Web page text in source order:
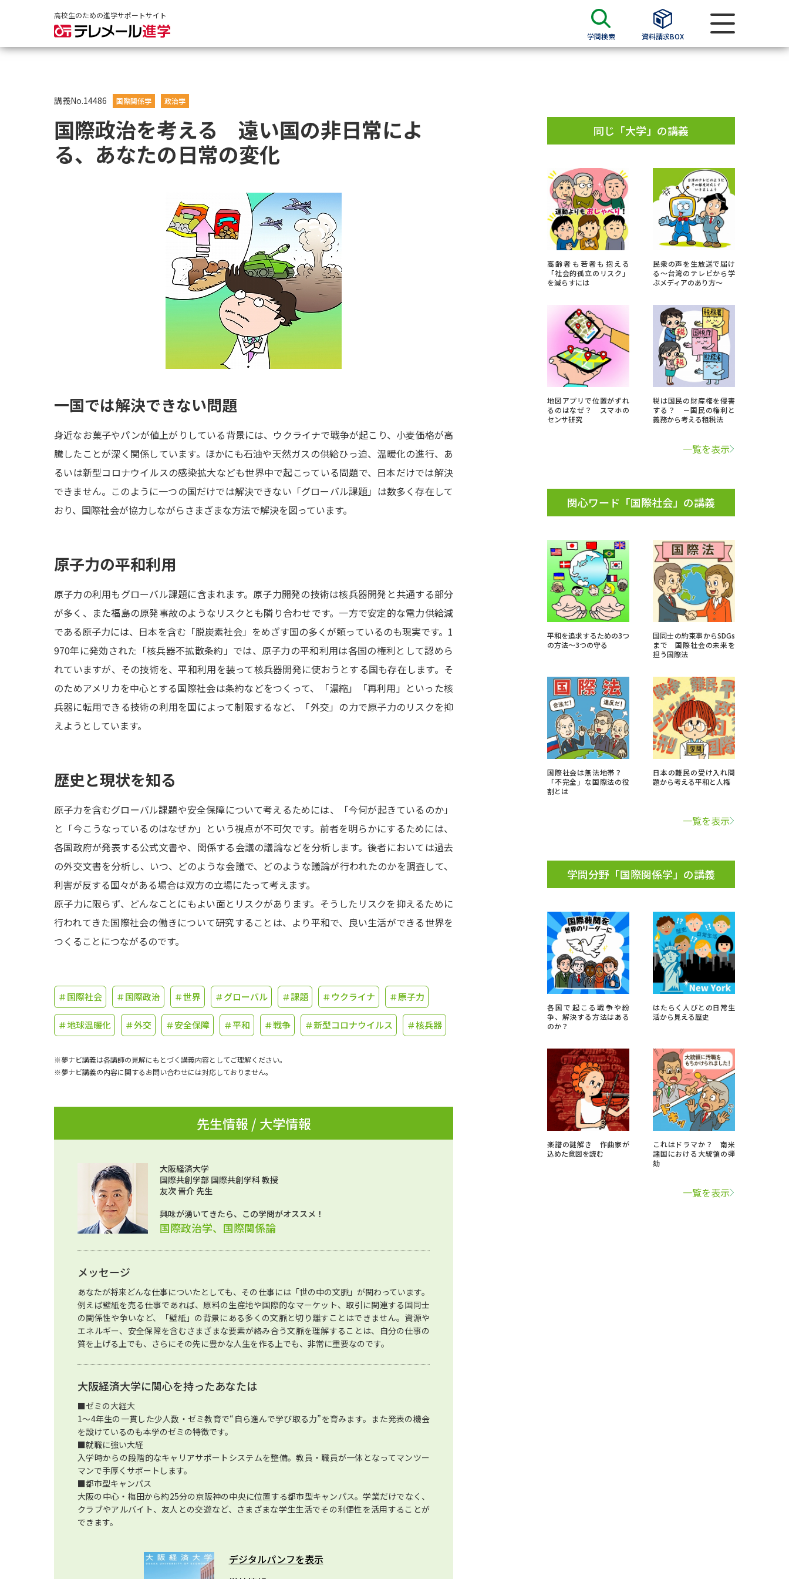
高校生のための進学サポートサイト
学問検索 資料請求BOX
大学・短大の資料種類から請求
大学パンフ
過去問題集
留学・進学関連、塾・予備校
大学入学共通テスト「受験上の配慮案内」の請求
高等学校卒業程度認定試験
小学校教員資格認定試験
大学検索
大学で学べる内容や特徴を調べる
新増設大学・学部・学科特集
データサイエンス特集
進路の３択
新学年スタート号特集ページ（高3生用）
オープンキャンパス検索
実施プログラムから探す
来場型・Web型イベント特集
受験準備 資料検索
先輩が入学を決めた理由
新生活お役立ちガイド
学問発見
大学で学びたい学問発見
学問分野解説 学問の教科書 夢ナビライブ
このサイトについて
資料の料金の お支払いについて 受付内容・発送状況の確認 テレメール
お支払いサイト
個人情報取扱規定
特定商取引表記 お問合せ先 テレメール進学カタログ訂正のご案内
講義No.14486 国際関係学 政治学
国際政治を考える 遠い国の非日常によ
る、あなたの日常の変化
一国では解決できない問題
身近なお菓子やパンが値上がりしている背景には、ウクライナで戦争が起こり、小麦価格が高
騰したことが深く関係しています。ほかにも石油や天然ガスの供給ひっ迫、温暖化の進行、あ
るいは新型コロナウイルスの感染拡大なども世界中で起こっている問題で、日本だけでは解決
できません。このように一つの国だけでは解決できない「グローバル課題」は数多く存在して
おり、国際社会が協力しながらさまざまな方法で解決を図っています。
原子力の平和利用
原子力の利用もグローバル課題に含まれます。原子力開発の技術は核兵器開発と共通する部分
が多く、また福島の原発事故のようなリスクとも隣り合わせです。一方で安定的な電力供給減
である原子力には、日本を含む「脱炭素社会」をめざす国の多くが頼っているのも現実です。1
970年に発効された「核兵器不拡散条約」では、原子力の平和利用は各国の権利として認めら
れていますが、その技術を、平和利用を装って核兵器開発に使おうとする国も存在します。そ
のためアメリカを中心とする国際社会は条約などをつくって、「濃縮」「再利用」といった核
兵器に転用できる技術の利用を国によって制限するなど、「外交」の力で原子力のリスクを抑
えようとしています。
歴史と現状を知る
原子力を含むグローバル課題や安全保障について考えるためには、「今何が起きているのか」
と「今こうなっているのはなぜか」という視点が不可欠です。前者を明らかにするためには、
各国政府が発表する公式文書や、関係する会議の議論などを分析します。後者においては過去
の外交文書を分析し、いつ、どのような会議で、どのような議論が行われたのかを調査して、
利害が反する国々がある場合は双方の立場にたって考えます。
原子力に限らず、どんなことにもよい面とリスクがあります。そうしたリスクを抑えるために
行われてきた国際社会の働きについて研究することは、より平和で、良い生活ができる世界を
つくることにつながるのです。
＃国際社会 ＃国際政治 ＃世界 ＃グローバル ＃課題 ＃ウクライナ ＃原子力
＃地球温暖化 ＃外交 ＃安全保障 ＃平和 ＃戦争 ＃新型コロナウイルス ＃核兵器
※夢ナビ講義は各講師の見解にもとづく講義内容としてご理解ください。
※夢ナビ講義の内容に関するお問い合わせには対応しておりません。
先生情報 / 大学情報
大阪経済大学
国際共創学部 国際共創学科 教授
友次 晋介 先生
興味が湧いてきたら、この学問がオススメ！
国際政治学、国際関係論
メッセージ
あなたが将来どんな仕事についたとしても、その仕事には「世の中の文脈」が関わっています。
例えば壁紙を売る仕事であれば、原料の生産地や国際的なマーケット、取引に関連する国同士
の関係性や争いなど、「壁紙」の背景にある多くの文脈と切り離すことはできません。資源や
エネルギー、安全保障を含むさまざまな要素が絡み合う文脈を理解することは、自分の仕事の
質を上げる上でも、さらにその先に豊かな人生を作る上でも、非常に重要なのです。
大阪経済大学に関心を持ったあなたは
■ゼミの大経大
1～4年生の一貫した少人数・ゼミ教育で“自ら進んで学び取る力”を育みます。また発表の機会
を設けているのも本学のゼミの特徴です。
■就職に強い大経
入学時からの段階的なキャリアサポートシステムを整備。教員・職員が一体となってマンツー
マンで手厚くサポートします。
■都市型キャンパス
大阪の中心・梅田から約25分の京阪神の中央に位置する都市型キャンパス。学業だけでなく、
クラブやアルバイト、友人との交遊など、さまざまな学生生活でその利便性を活用することが
できます。
デジタルパンフを表示
同じ「大学」の講義
高齢者も若者も抱える
「社会的孤立のリスク」
を減らすには
民衆の声を生放送で届け
る～台湾のテレビから学
ぶメディアのあり方～
地図アプリで位置がずれ
るのはなぜ？ スマホの
センサ研究
税は国民の財産権を侵害
する？ －国民の権利と
義務から考える租税法
一覧を表示
関心ワード「国際社会」の講義
平和を追求するための3つ
の方法〜3つの守る
国同士の約束事からSDGs
まで 国際社会の未来を
担う国際法
国際社会は無法地帯？
「不完全」な国際法の役
割とは
日本の難民の受け入れ問
題から考える平和と人権
一覧を表示
学問分野「国際関係学」の講義
各国で起こる戦争や紛
争、解決する方法はある
のか？
はたらく人びとの日常生
活から見える歴史
楽譜の謎解き 作曲家が
込めた意図を読む
これはドラマか？ 南米
諸国における大統領の弾
劾
一覧を表示